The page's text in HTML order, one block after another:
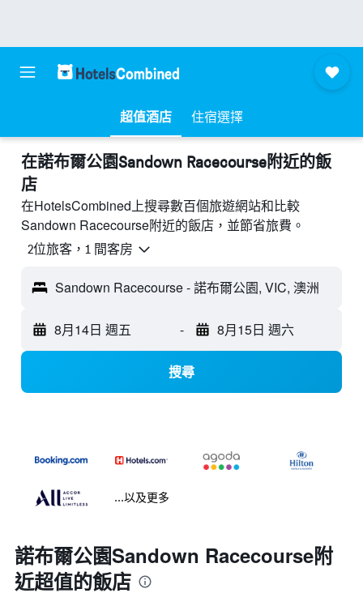
超值酒店 住宿選擇
​在諾布爾公園Sandown Racecourse附近​的飯
店
在HotelsCombined上搜尋數百個旅遊網站和比較
Sandown Racecourse附近的飯店，並節省旅費。
2位旅客，1 間客房
Sandown Racecourse - 諾布爾公園, VIC, 澳洲
8月14日 週五 - 8月15日 週六
搜尋
...以及更多
諾布爾公園Sandown Racecourse附
近超值的飯店